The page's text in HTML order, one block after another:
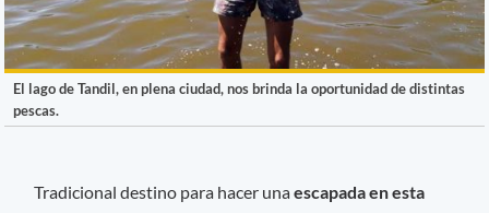
El lago de Tandil, en plena ciudad, nos brinda la oportunidad de distintas
pescas.
Tradicional destino para hacer unaescapada en esta